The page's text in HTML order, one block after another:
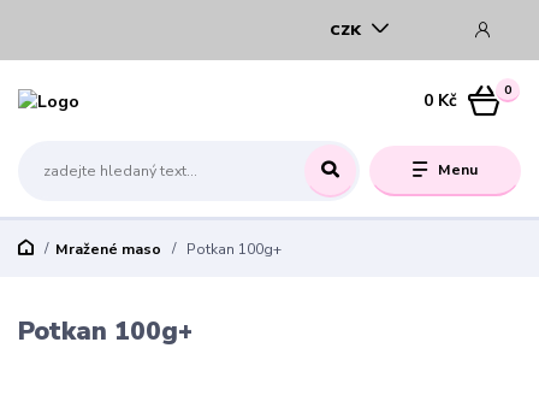
Menu
CZK
0
0 Kč
Mražené maso Potkan 100g+
Potkan 100g+